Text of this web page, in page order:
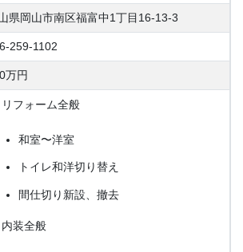
県岡山市南区福富中1丁目16-13-3
259-1102
万円
リフォーム全般
和室〜洋室
トイレ和洋切り替え
間仕切り新設、撤去
内装全般